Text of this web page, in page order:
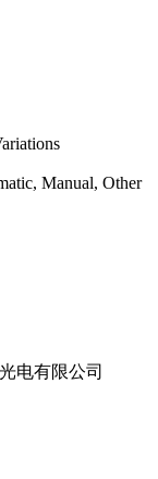
Manual, Other
电有限公司